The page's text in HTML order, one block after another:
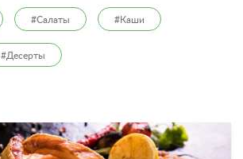
#Салаты #Каши
#Десерты